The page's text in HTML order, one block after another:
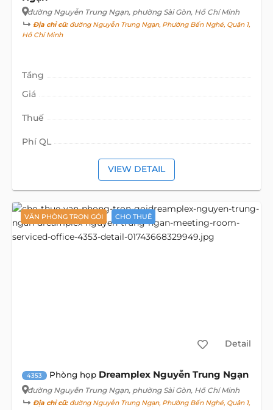
đường Nguyễn Trung Ngạn, phường Sài Gòn, Hồ Chí Minh
Địa chỉ cũ:đường Nguyễn Trung Ngạn, Phường Bến Nghé, Quận 1,
Hồ Chí Minh
Tầng
Giá
Thuế
Phí QL
VIEW DETAIL
VĂN PHÒNG TRỌN GÓI CHO THUÊ
Detail
4353 Phòng họp Dreamplex Nguyễn Trung Ngạn
đường Nguyễn Trung Ngạn, phường Sài Gòn, Hồ Chí Minh
Địa chỉ cũ:đường Nguyễn Trung Ngạn, Phường Bến Nghé, Quận 1,